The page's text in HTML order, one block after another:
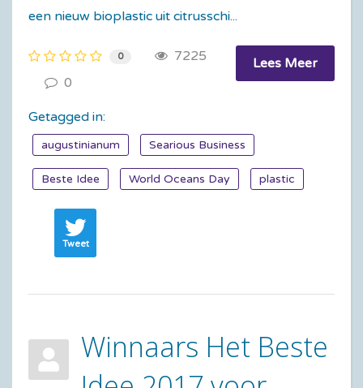
een nieuw bioplastic uit citrusschi...
Lees Meer
0
7225
0
Getagged in:
augustinianum Searious Business
Beste Idee World Oceans Day plastic
Tweet
Winnaars Het Beste